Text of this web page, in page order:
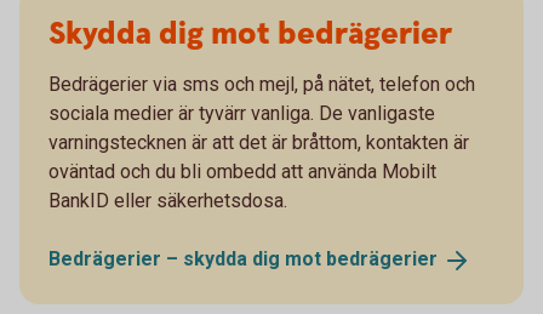
Skydda dig mot bedrägerier
Bedrägerier via sms och mejl, på nätet, telefon och
sociala medier är tyvärr vanliga. De vanligaste
varningstecknen är att det är bråttom, kontakten är
oväntad och du bli ombedd att använda Mobilt
BankID eller säkerhetsdosa.
Bedrägerier – skydda dig mot bedrägerier